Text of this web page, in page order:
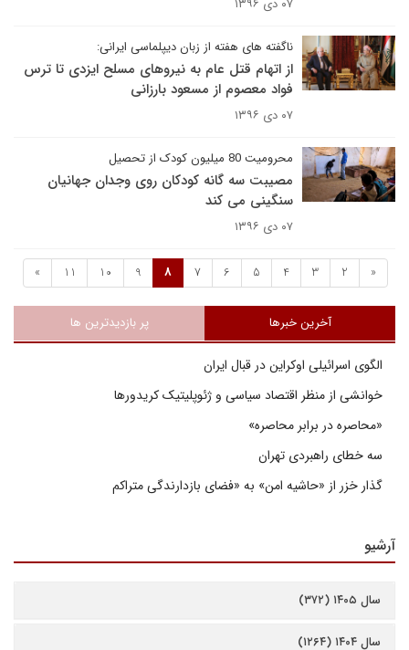
۰۷ دی ۱۳۹۶
ناگفته های هفته از زبان دیپلماسی ایرانی:
از اتهام قتل عام به نیروهای مسلح ایزدی تا ترس
فواد معصوم از مسعود بارزانی
۰۷ دی ۱۳۹۶
محرومیت 80 میلیون کودک از تحصیل
مصیبت سه گانه کودکان روی وجدان جهانیان
سنگینی می کند
۰۷ دی ۱۳۹۶
«
2
3
4
5
6
7
8
9
10
11
»
آخرین خبرها پر بازدیدترین ها
الگوی اسرائیلی اوکراین در قبال ایران
خوانشی از منظر اقتصاد سیاسی و ژئوپلیتیک کریدورها
«محاصره در برابر محاصره»
سه خطای راهبردی تهران
گذار خزر از «حاشیه امن» به «فضای بازدارندگی متراکم
آرشیو
سال ۱۴۰۵ (۳۷۲)
سال ۱۴۰۴ (۱۲۶۴)